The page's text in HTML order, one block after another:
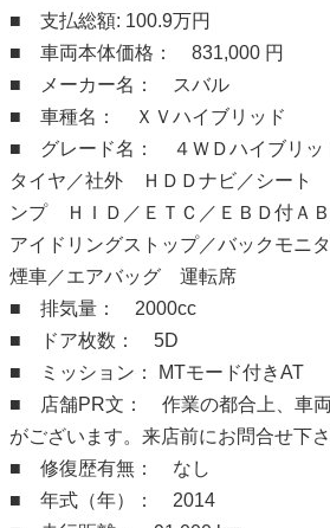
■ 支払総額: 100.9万円
■ 車両本体価格： 831,000 円
■ メーカー名： スバル
■ 車種名： ＸＶハイブリッド
■ グレード名： ４ＷＤハイブリッ
タイヤ／社外 ＨＤＤナビ／シート
ンプ ＨＩＤ／ＥＴＣ／ＥＢＤ付Ａ
アイドリングストップ／バックモニ
煙車／エアバッグ 運転席
■ 排気量： 2000cc
■ ドア枚数： 5D
■ ミッション： MTモード付きAT
■ 店舗PR文： 作業の都合上、車両
がございます。来店前にお問合せ下
■ 修復歴有無： なし
■ 年式（年）： 2014